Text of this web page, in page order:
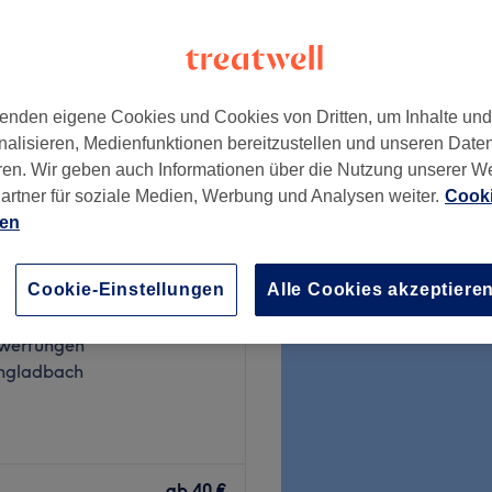
ab 28 €
Haarschnitte,
– für Damen,
Sogat
eigene Cookies und Cookies von Dritten, um Inhalte
Medienfunktionen bereitzustellen und unseren
Wir geben auch Informationen über die Nutzung unserer
für soziale Medien, Werbung und Analysen weiter.
Cookie-Einstellungen Alle Cookies akzeptieren